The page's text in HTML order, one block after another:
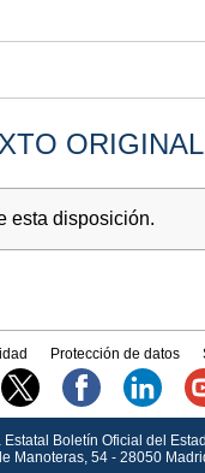
ORIGINAL
esta disposición.
Protección de datos
Estatal Boletín Oficial del
Manoteras, 54 - 28050